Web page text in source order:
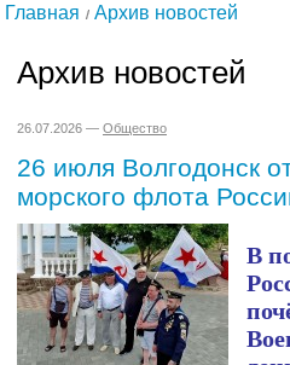
Главная Архив новостей
Архив новостей
26.07.2026 — Общество
26 июля Волгодонск
морского флота
В